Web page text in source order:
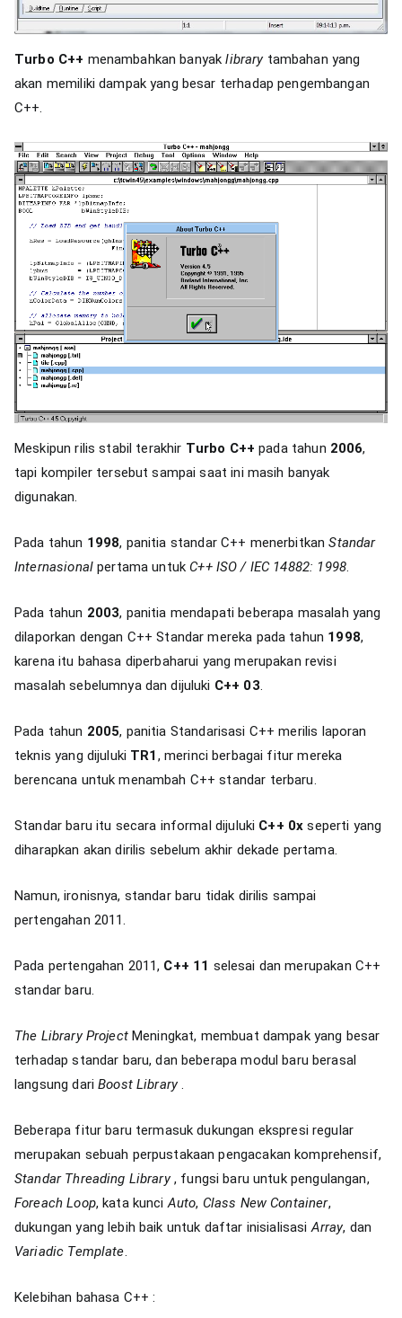
Turbo C++ menambahkan banyaklibrary tambahan yang
akan memiliki dampak yang besar terhadap pengembangan
C++.
Meskipun rilis stabil terakhir Turbo C++ pada tahun 2006,
tapi kompiler tersebut sampai saat ini masih banyak
digunakan.
Pada tahun 1998, panitia standar C++ menerbitkanStandar
Internasionalpertama untuk C++ ISO / IEC 14882: 1998.
Pada tahun 2003, panitia mendapati beberapa masalah yang
dilaporkan dengan C++ Standar mereka pada tahun 1998,
karena itu bahasa diperbaharui yang merupakan revisi
masalah sebelumnya dan dijuluki C++ 03.
Pada tahun 2005, panitia Standarisasi C++ merilis laporan
teknis yang dijuluki TR1, merinci berbagai fitur mereka
berencana untuk menambah C++ standar terbaru.
Standar baru itu secara informal dijuluki C++ 0x seperti yang
diharapkan akan dirilis sebelum akhir dekade pertama.
Namun, ironisnya, standar baru tidak dirilis sampai
pertengahan 2011.
Pada pertengahan 2011, C++ 11 selesai dan merupakan C++
standar baru.
The Library ProjectMeningkat, membuat dampak yang besar
terhadap standar baru, dan beberapa modul baru berasal
langsung dariBoostLibrary.
Beberapa fitur baru termasuk dukungan ekspresi regular
merupakan sebuah perpustakaan pengacakan komprehensif,
Standar Threading Library, fungsi baru untuk pengulangan,
Foreach Loop, kata kunciAuto, Class New Container,
dukungan yang lebih baik untuk daftar inisialisasiArray, dan
Variadic Template.
Kelebihan bahasa C++ :